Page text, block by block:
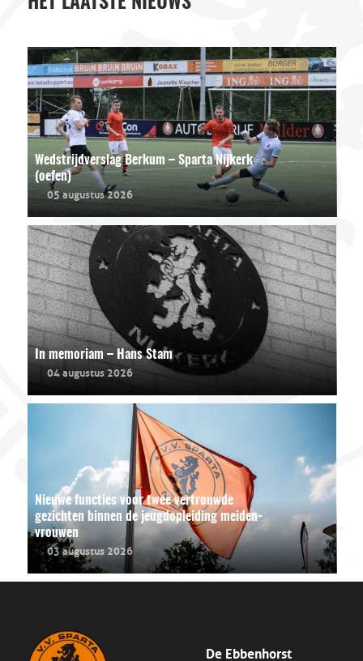
Wedstrijdverslag Berkum – Sparta Nijkerk
(oefen)
05 augustus 2026
In memoriam – Hans Stam
04 augustus 2026
Nieuwe functies voor twee vertrouwde
gezichten binnen de jeugdopleiding meiden-
vrouwen
03 augustus 2026
De Ebbenhorst